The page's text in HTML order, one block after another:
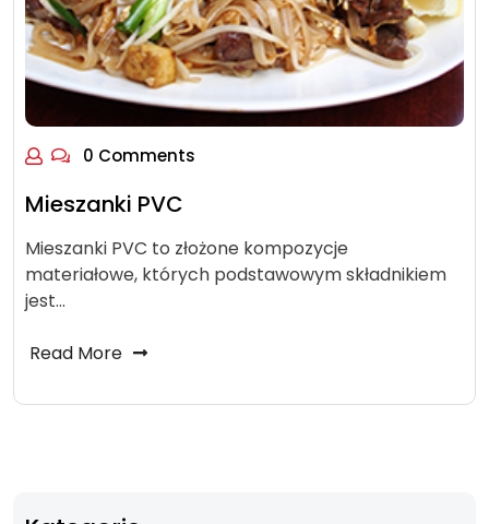
0 Comments
Mieszanki PVC
Mieszanki PVC to złożone kompozycje
materiałowe, których podstawowym składnikiem
jest…
Read More